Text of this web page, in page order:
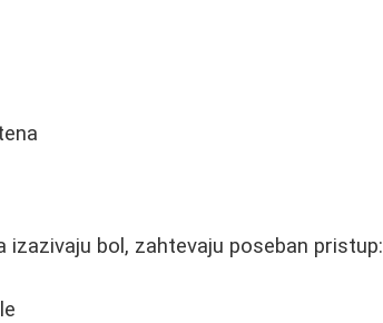
bol, zahtevaju poseban pristup: